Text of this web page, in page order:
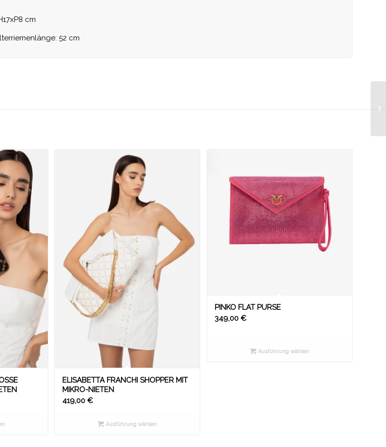
cm
52 cm
P
ELISABETTA FRANCHI SHOPPER MIT
MIKRO-NIETEN
419,00€
Ausführung wählen
PINKO FLAT PURSE
349,00 €
Ausführung wählen